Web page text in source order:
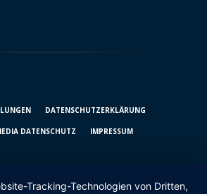
DATENSCHUTZ­ERKLÄRUNG
DATENSCHUTZ IMPRESSUM
Tracking-Technologien von Dritten,